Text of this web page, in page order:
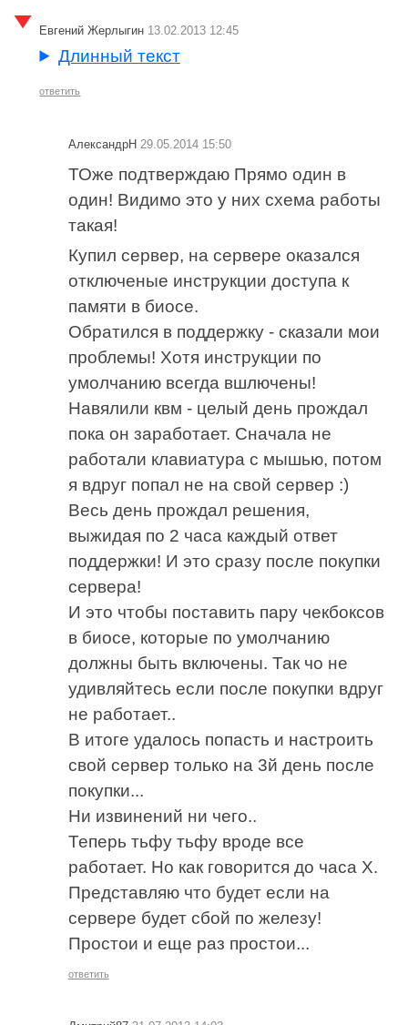
Евгений Жерлыгин 13.02.2013 12:45
Длинный текст
ответить
АлександрН 29.05.2014 15:50
ТОже подтверждаю Прямо один в
один! Видимо это у них схема работы
такая!
Купил сервер, на сервере оказался
отключеные инструкции доступа к
памяти в биосе.
Обратился в поддержку - сказали мои
проблемы! Хотя инструкции по
умолчанию всегда вшлючены!
Навялили квм - целый день прождал
пока он заработает. Сначала не
работали клавиатура с мышью, потом
я вдруг попал не на свой сервер :)
Весь день прождал решения,
выжидая по 2 часа каждый ответ
поддержки! И это сразу после покупки
сервера!
И это чтобы поставить пару чекбоксов
в биосе, которые по умолчанию
должны быть включены. Так чо не
удивляйтесь если после покупки вдруг
не работает..
В итоге удалось попасть и настроить
свой сервер только на 3й день после
покупки...
Ни извинений ни чего..
Теперь тьфу тьфу вроде все
работает. Но как говорится до часа Х.
Представляю что будет если на
сервере будет сбой по железу!
Простои и еще раз простои...
ответить